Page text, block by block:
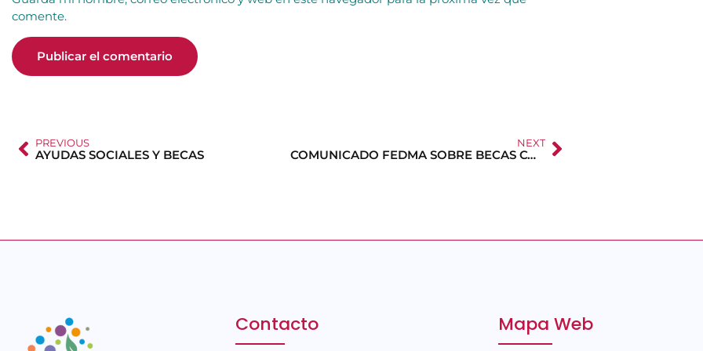
comente.
PREVIOUS
AYUDAS SOCIALES Y BECAS
NEXT
COMUNICADO FEDMA SOBRE BECAS COMEDOR
Contacto Mapa Web